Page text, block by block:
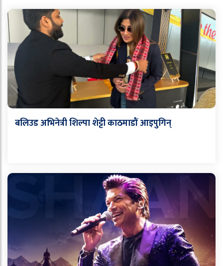
बलिउड अभिनेत्री शिल्पा शेट्टी काठमाडौं आइपुगिन्